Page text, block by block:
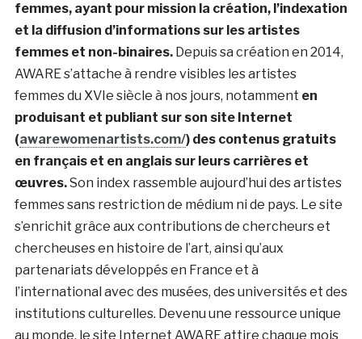
femmes, ayant pour mission la création, l’indexation
et la diffusion d’informations sur les artistes
femmes et non-binaires.Depuis sa création en 2014,
AWARE s’attache à rendre visibles les artistes
femmes du XVIe siècle à nos jours, notamment en
produisant et publiant sur son site Internet
(awarewomenartists.com/) des contenus gratuits
en français et en anglais sur leurs carrières et
œuvres.Son index rassemble aujourd’hui des artistes
femmes sans restriction de médium ni de pays. Le site
s’enrichit grâce aux contributions de chercheurs et
chercheuses en histoire de l’art, ainsi qu’aux
partenariats développés en France et à
l’international avec des musées, des universités et des
institutions culturelles. Devenu une ressource unique
au monde, le site Internet AWARE attire chaque mois